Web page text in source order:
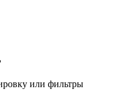
или фильтры